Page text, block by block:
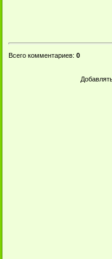
Всего комментариев: 0